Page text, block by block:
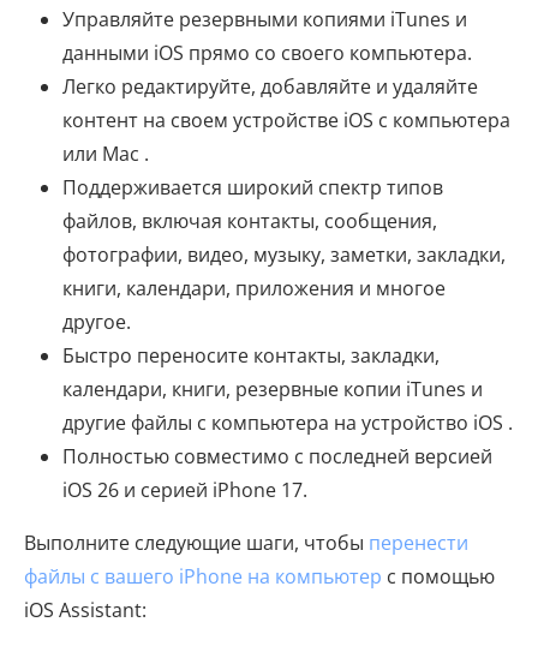
Управляйте резервными копиями iTunes и
данными iOS прямо со своего компьютера.
Легко редактируйте, добавляйте и удаляйте
контент на своем устройстве iOS с компьютера
или Mac .
Поддерживается широкий спектр типов
файлов, включая контакты, сообщения,
фотографии, видео, музыку, заметки, закладки,
книги, календари, приложения и многое
другое.
Быстро переносите контакты, закладки,
календари, книги, резервные копии iTunes и
другие файлы с компьютера на устройство iOS .
Полностью совместимо с последней версией
iOS 26 и серией iPhone 17.
Выполните следующие шаги, чтобы перенести
файлы с вашего iPhone на компьютер с помощью
iOS Assistant: